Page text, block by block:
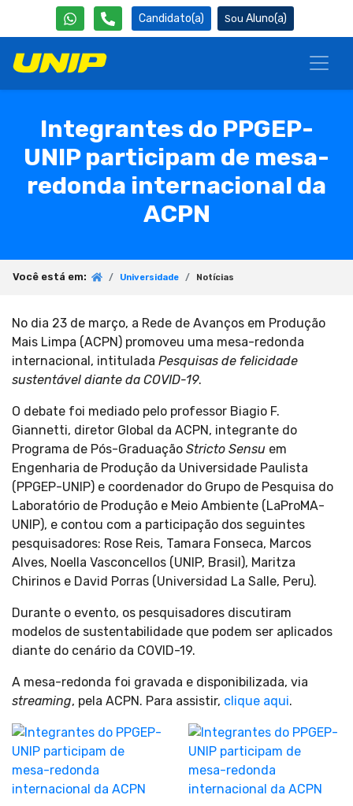
Candidato(a) Aluno(a)
Integrantes do PPGEP-
UNIP participam de mesa-
redonda internacional da
ACPN
Você está em: Universidade Notícias
No dia 23 de março, a Rede de Avanços em Produção
Mais Limpa (ACPN) promoveu uma mesa-redonda
internacional, intitulada Pesquisas de felicidade
sustentável diante da COVID-19.
O debate foi mediado pelo professor Biagio F.
Giannetti, diretor Global da ACPN, integrante do
Programa de Pós-Graduação Stricto Sensu em
Engenharia de Produção da Universidade Paulista
(PPGEP-UNIP) e coordenador do Grupo de Pesquisa do
Laboratório de Produção e Meio Ambiente (LaProMA-
UNIP), e contou com a participação dos seguintes
pesquisadores: Rose Reis, Tamara Fonseca, Marcos
Alves, Noella Vasconcellos (UNIP, Brasil), Maritza
Chirinos e David Porras (Universidad La Salle, Peru).
Durante o evento, os pesquisadores discutiram
modelos de sustentabilidade que podem ser aplicados
diante do cenário da COVID-19.
A mesa-redonda foi gravada e disponibilizada, via
streaming, pela ACPN. Para assistir, clique aqui.